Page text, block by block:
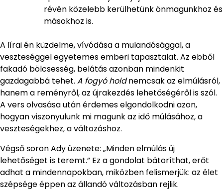
révén közelebb kerülhetünk önmagunkhoz és
másokhoz is.
A lírai én küzdelme, vívódása a mulandósággal, a
veszteséggel egyetemes emberi tapasztalat. Az ebből
fakadó bölcsesség, belátás azonban mindenkit
gazdagabbá tehet. A fogyó holdnemcsak az elmúlásról,
hanem a reményről, az újrakezdés lehetőségéről is szól.
A vers olvasása után érdemes elgondolkodni azon,
hogyan viszonyulunk mi magunk az idő múlásához, a
veszteségekhez, a változáshoz.
Végső soron Ady üzenete: „Minden elmúlás új
lehetőséget is teremt.” Ez a gondolat bátoríthat, erőt
adhat a mindennapokban, miközben felismerjük: az élet
szépsége éppen az állandó változásban rejlik.